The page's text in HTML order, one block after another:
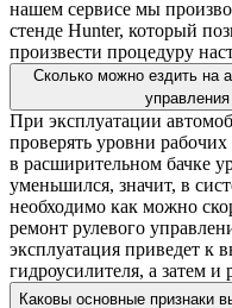
нашем сервисе мы
стенде Hunter, который
произвести процедуру
Сколько можно ездить на
При эксплуатации
проверять уровни
в расширительном бачке
уменьшился, значит, в
необходимо как можно
ремонт рулевого
эксплуатация приведет к
гидроусилителя, а затем и
Каковы основные признаки